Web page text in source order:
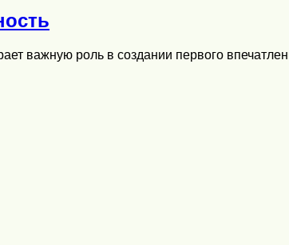
важную роль в создании первого